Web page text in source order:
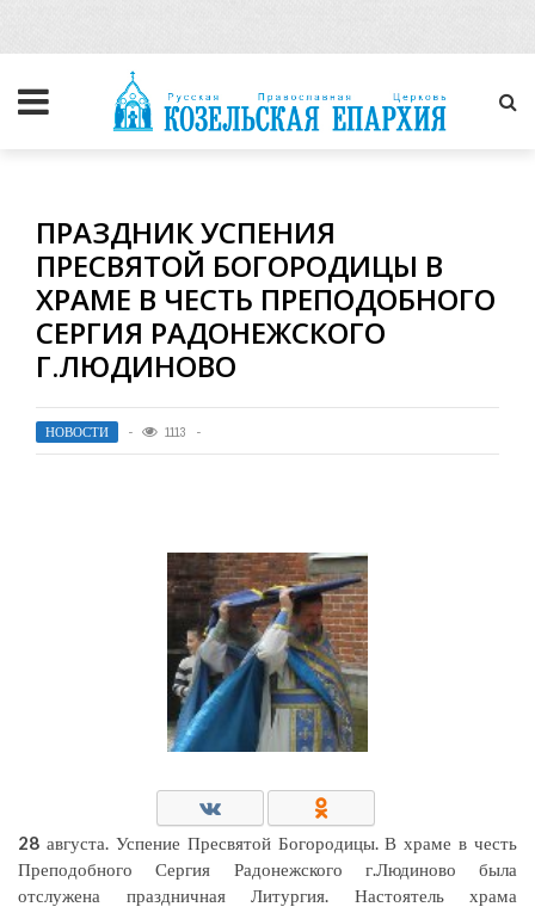
ПРАЗДНИК УСПЕНИЯ
ПРЕСВЯТОЙ БОГОРОДИЦЫ В
ХРАМЕ В ЧЕСТЬ ПРЕПОДОБНОГО
СЕРГИЯ РАДОНЕЖСКОГО
Г.ЛЮДИНОВО
НОВОСТИ 1113
28 августа. Успение Пресвятой Богородицы. В храме в честь
Преподобного Сергия Радонежского г.Людиново была
отслужена праздничная Литургия. Настоятель храма